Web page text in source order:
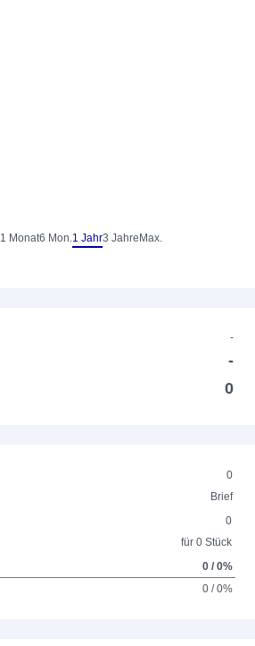
1 Monat6 Mon.1 Jahr3 Jahre Max.
-
-
0
0
Brief
0
für 0 Stück
0 / 0%
0 / 0%